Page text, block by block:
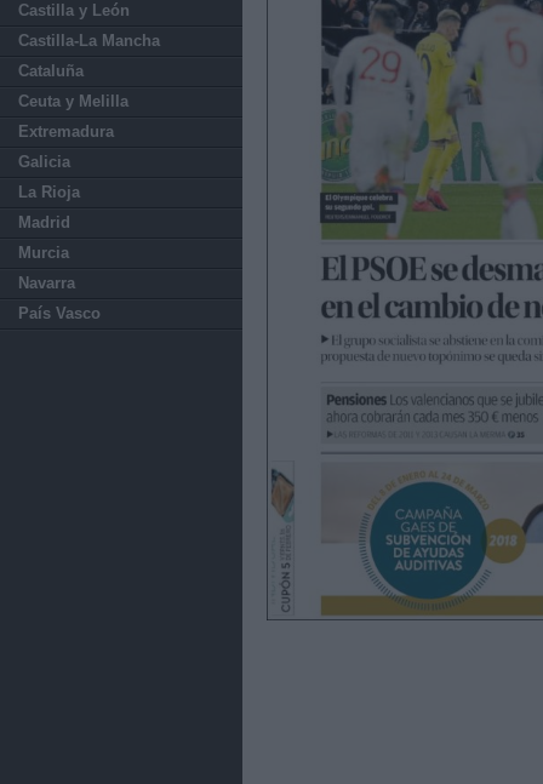
Castilla y León
Castilla-La Mancha
Cataluña
Ceuta y Melilla
Extremadura
Galicia
La Rioja
Madrid
Murcia
Navarra
País Vasco